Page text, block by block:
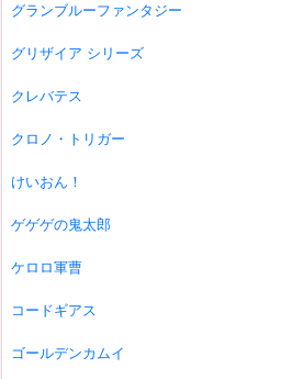
グランブルーファンタジー
グリザイア シリーズ
クレバテス
クロノ・トリガー
けいおん！
ゲゲゲの鬼太郎
ケロロ軍曹
コードギアス
ゴールデンカムイ